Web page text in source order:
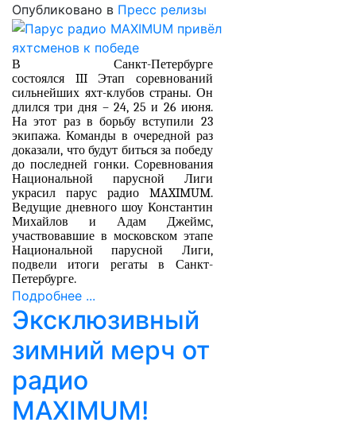
Опубликовано в Пресс релизы
В Санкт-Петербурге
состоялся IIIЭтап соревнований
сильнейших яхт-клубов страны. Он
длился три дня – 24, 25 и 26 июня.
На этот раз в борьбу вступили 23
экипажа. Команды в очередной раз
доказали, что будут биться за победу
до последней гонки. Соревнования
Национальной парусной Лиги
украсил парус радио MAXIMUM.
Ведущие дневного шоу Константин
Михайлов и Адам Джеймс,
участвовавшие в московском этапе
Национальной парусной Лиги,
подвели итоги регаты в Санкт-
Петербурге.
Подробнее ...
Эксклюзивный
зимний мерч от
радио
MAXIMUM!